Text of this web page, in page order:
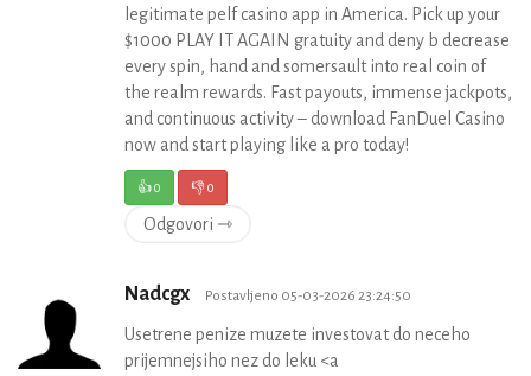
legitimate pelf casino app in America. Pick up your
$1000 PLAY IT AGAIN gratuity and deny b decrease
every spin, hand and somersault into real coin of
the realm rewards. Fast payouts, immense jackpots,
and continuous activity – download FanDuel Casino
now and start playing like a pro today!
👍0 👎0
Odgovori ⇾
Nadcgx Postavljeno 05-03-2026 23:24:50
Usetrene penize muzete investovat do neceho
prijemnejsiho nez do leku <a